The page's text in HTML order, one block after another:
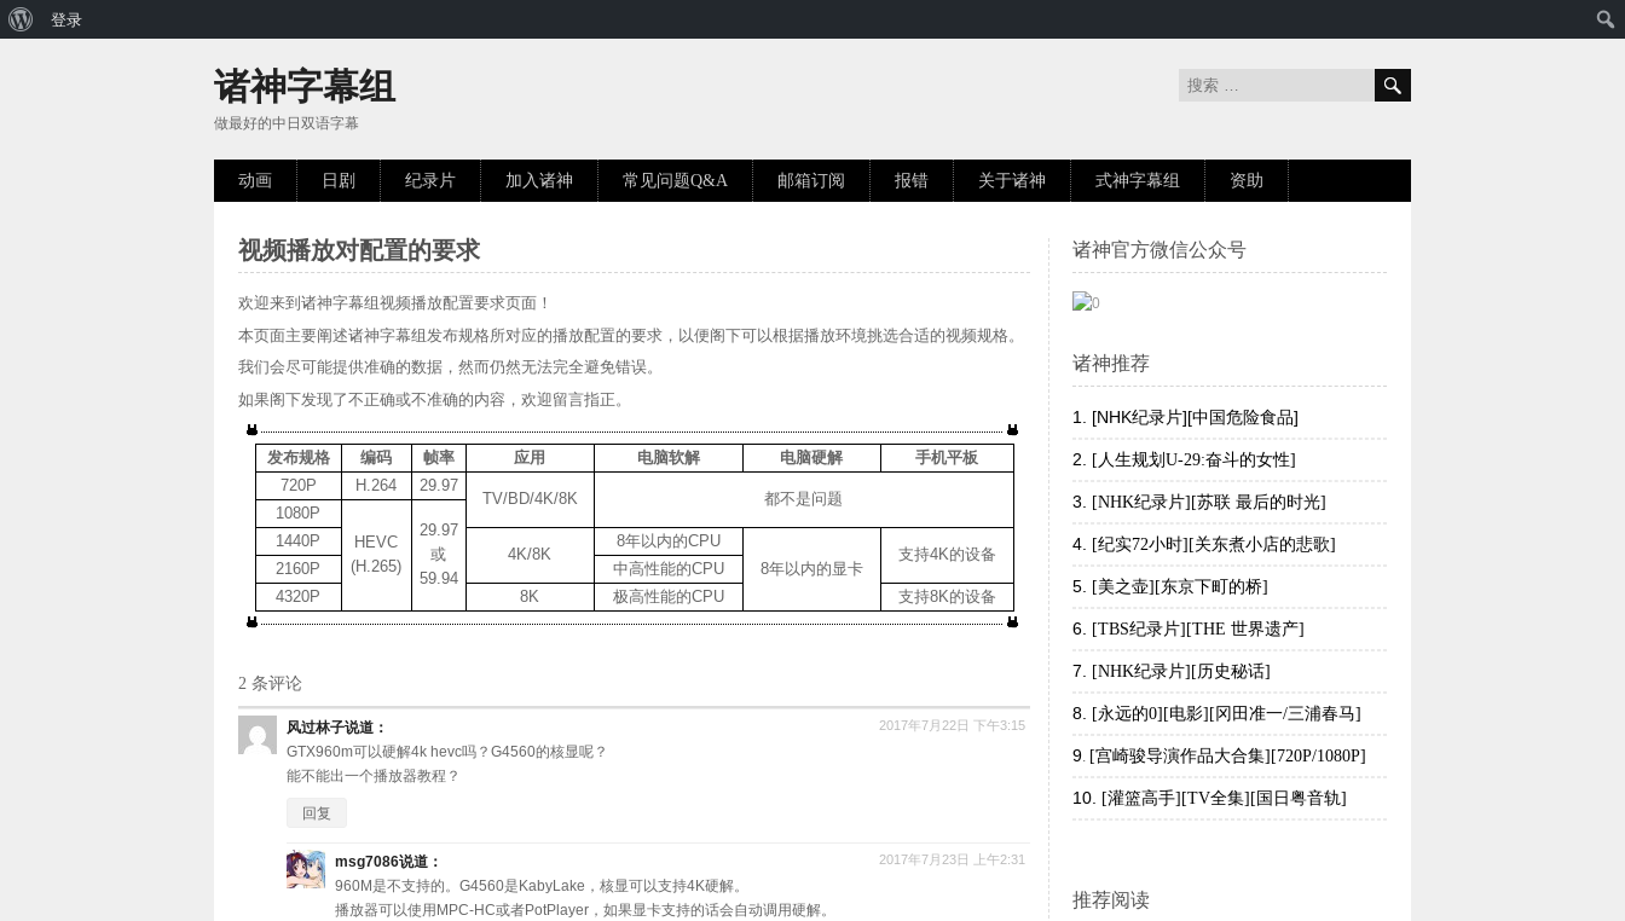
诸神字幕组
做最好的中日双语字幕
动画 日剧 纪录片 加入诸神 常见问题Q&A 邮箱订阅 报错 关于诸神 式神字幕组 资助
视频播放对配置的要求
欢迎来到诸神字幕组视频播放配置要求页面！
本页面主要阐述诸神字幕组发布规格所对应的播放配置的要求，以便阁下可以根据播放环境挑选合适的视频规格。
我们会尽可能提供准确的数据，然而仍然无法完全避免错误。
如果阁下发现了不正确或不准确的内容，欢迎留言指正。
发布规格 编码 帧率 应用 电脑软解 电脑硬解
手机平板
720P
H.264 29.97
TV/BD/4K/8K
都不是问题
1080P
HEVC
(H.265)
29.97
或
59.94
1440P
4K/8K
8年以内的CPU
8年以内的显卡
支持4K的设备
2160P
中高性能的CPU
4320P
8K 极高性能的CPU 支持8K的设备
2 条评论
风过林子说道： 2017年7月22日 下午3:15
GTX960m可以硬解4k hevc吗？G4560的核显呢？
能不能出一个播放器教程？
回复
msg7086说道： 2017年7月23日 上午2:31
960M是不支持的。G4560是KabyLake，核显可以支持4K硬解。
播放器可以使用MPC-HC或者PotPlayer，如果显卡支持的话会自动调用硬解。
诸神官方微信公众号
诸神推荐
1. [NHK纪录片][中国危险食品]
2 [人生规划U-29:奋斗的女性]
3 [NHK纪录片][苏联 最后的时光]
4. [纪实72小时][关东煮小店的悲歌]
5. [美之壶][东京下町的桥]
6. [TBS纪录片][THE 世界遗产]
7. [NHK纪录片][历史秘话]
8. [永远的0][电影][冈田准一/三浦春马]
9. [宫崎骏导演作品大合集][720P/1080P]
10 [灌篮高手][TV全集][国日粤音轨]
推荐阅读
登录